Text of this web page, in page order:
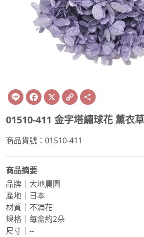
Line Facebook
X Copy
Link
01510-411 金字塔繡球花 薰衣草
商品貨號：01510-411
商品摘要
品牌｜大地農園
產地｜日本
材質｜不凋花
規格｜每盒約2朵
尺寸｜--